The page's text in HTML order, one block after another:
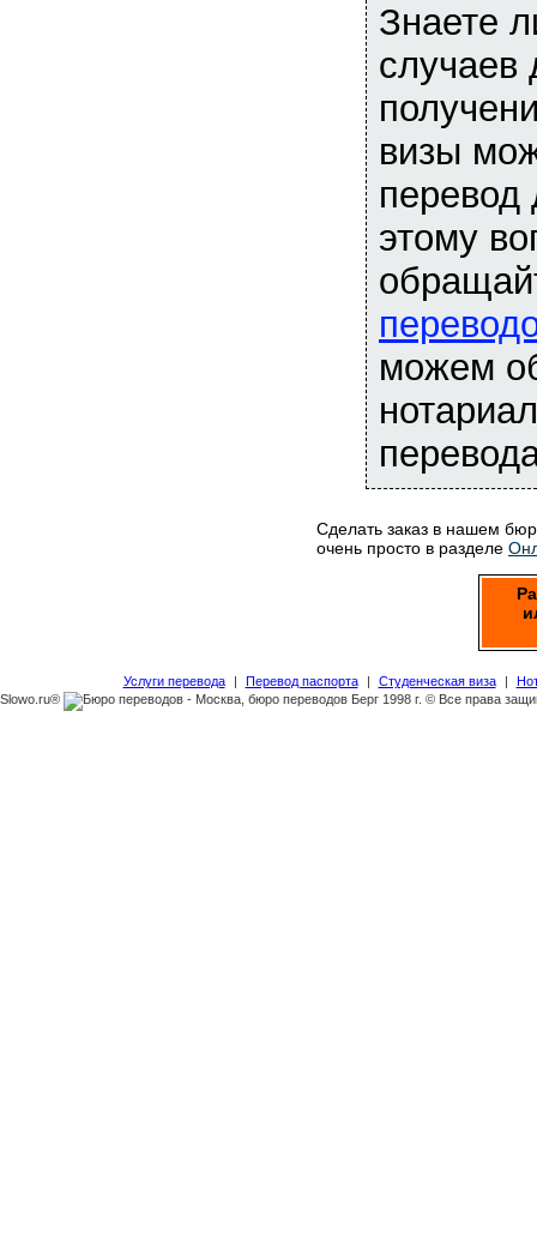
Знаете
случаев
визы
перевод
этому
можем
Сделать заказ в нашем
очень просто в разделе
Услуги перевода | Перевод паспорта | Студенческая виза |
Slowo.ru®
1998 г. © Все права